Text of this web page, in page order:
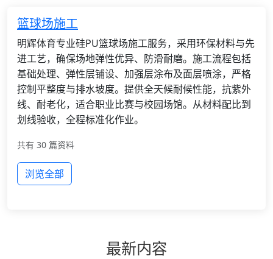
篮球场施工
明辉体育专业硅PU篮球场施工服务，采用环保材料与先
进工艺，确保场地弹性优异、防滑耐磨。施工流程包括
基础处理、弹性层铺设、加强层涂布及面层喷涂，严格
控制平整度与排水坡度。提供全天候耐候性能，抗紫外
线、耐老化，适合职业比赛与校园场馆。从材料配比到
划线验收，全程标准化作业。
共有 30 篇资料
浏览全部
最新内容